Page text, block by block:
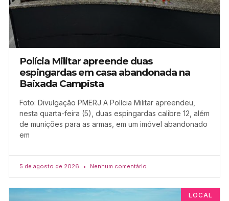
Polícia Militar apreende duas
espingardas em casa abandonada na
Baixada Campista
Foto: Divulgação PMERJ A Polícia Militar apreendeu,
nesta quarta-feira (5), duas espingardas calibre 12, além
de munições para as armas, em um imóvel abandonado
em
5 de agosto de 2026 Nenhum comentário
LOCAL